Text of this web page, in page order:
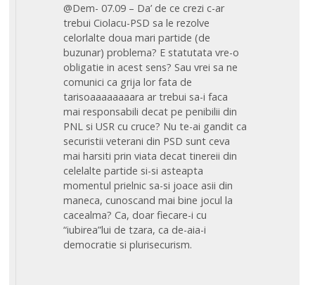
@Dem- 07.09 – Da’ de ce crezi c-ar
trebui Ciolacu-PSD sa le rezolve
celorlalte doua mari partide (de
buzunar) problema? E statutata vre-o
obligatie in acest sens? Sau vrei sa ne
comunici ca grija lor fata de
tarisoaaaaaaaara ar trebui sa-i faca
mai responsabili decat pe penibilii din
PNL si USR cu cruce? Nu te-ai gandit ca
securistii veterani din PSD sunt ceva
mai harsiti prin viata decat tinereii din
celelalte partide si-si asteapta
momentul prielnic sa-si joace asii din
maneca, cunoscand mai bine jocul la
cacealma? Ca, doar fiecare-i cu
“iubirea”lui de tzara, ca de-aia-i
democratie si plurisecurism.